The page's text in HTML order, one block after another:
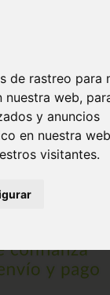
de rastreo para
nuestra web,
y anuncios
en nuestra
visitantes.